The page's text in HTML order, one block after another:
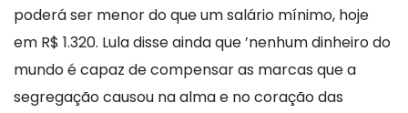
poderá ser menor do que um salário mínimo, hoje
em R$ 1.320. Lula disse ainda que ’nenhum dinheiro do
mundo é capaz de compensar as marcas que a
segregação causou na alma e no coração das